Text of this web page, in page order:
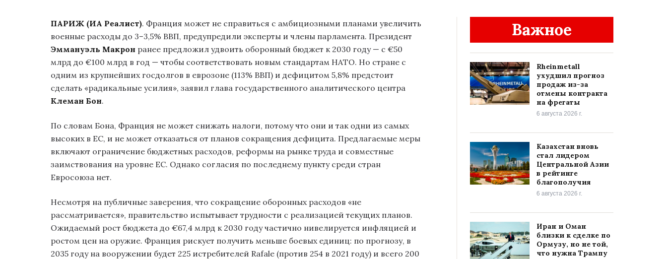
ПАРИЖ (ИА Реалист). Франция может не справиться с амбициозными планами увеличить
военные расходы до 3–3,5% ВВП, предупредили эксперты и члены парламента. Президент
Эммануэль Макрон ранее предложил удвоить оборонный бюджет к 2030 году — с €50
млрд до €100 млрд в год — чтобы соответствовать новым стандартам НАТО. Но стране с
одним из крупнейших госдолгов в еврозоне (113% ВВП) и дефицитом 5,8% предстоит
сделать «радикальные усилия», заявил глава государственного аналитического центра
Клеман Бон.
По словам Бона, Франция не может снижать налоги, потому что они и так одни из самых
высоких в ЕС, и не может отказаться от планов сокращения дефицита. Предлагаемые меры
включают ограничение бюджетных расходов, реформы на рынке труда и совместные
заимствования на уровне ЕС. Однако согласия по последнему пункту среди стран
Евросоюза нет.
Несмотря на публичные заверения, что сокращение оборонных расходов «не
рассматривается», правительство испытывает трудности с реализацией текущих планов.
Ожидаемый рост бюджета до €67,4 млрд к 2030 году частично нивелируется инфляцией и
ростом цен на оружие. Франция рискует получить меньше боевых единиц: по прогнозу, в
2035 году на вооружении будет 225 истребителей Rafale (против 254 в 2021 году) и всего 200
Важное
Rheinmetall
ухудшил прогноз
продаж из-за
отмены контракта
на фрегаты
6 августа 2026 г.
Казахстан вновь
стал лидером
Центральной Азии
в рейтинге
благополучия
6 августа 2026 г.
Иран и Оман
близки к сделке по
Ормузу, но не той,
что нужна Трампу